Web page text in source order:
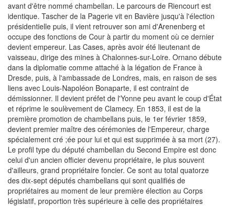
avant d'être nommé chambellan. Le parcours de Riencourt est
identique. Tascher de la Pagerie vit en Bavière jusqu'à l'élection
présidentielle puis, il vient retrouver son ami d'Arenenberg et
occupe des fonctions de Cour à partir du moment où ce dernier
devient empereur. Las Cases, après avoir été lieutenant de
vaisseau, dirige des mines à Chalonnes-sur-Loire. Ornano débute
dans la diplomatie comme attaché à la légation de France à
Dresde, puis, à l'ambassade de Londres, mais, en raison de ses
liens avec Louis-Napoléon Bonaparte, il est contraint de
démissionner. Il devient préfet de l'Yonne peu avant le coup d'État
et réprime le soulèvement de Clamecy. En 1853, il est de la
première promotion de chambellans puis, le 1er février 1859,
devient premier maître des cérémonies de l'Empereur, charge
spécialement cré ;ée pour lui et qui est supprimée à sa mort (27).
Le profil type du député chambellan du Second Empire est donc
celui d'un ancien officier devenu propriétaire, le plus souvent
d'ailleurs, grand propriétaire foncier. Ce sont au total quatorze
des dix-sept députés chambellans qui sont qualifiés de
propriétaires au moment de leur première élection au Corps
législatif, proportion très supérieure à celle des propriétaires